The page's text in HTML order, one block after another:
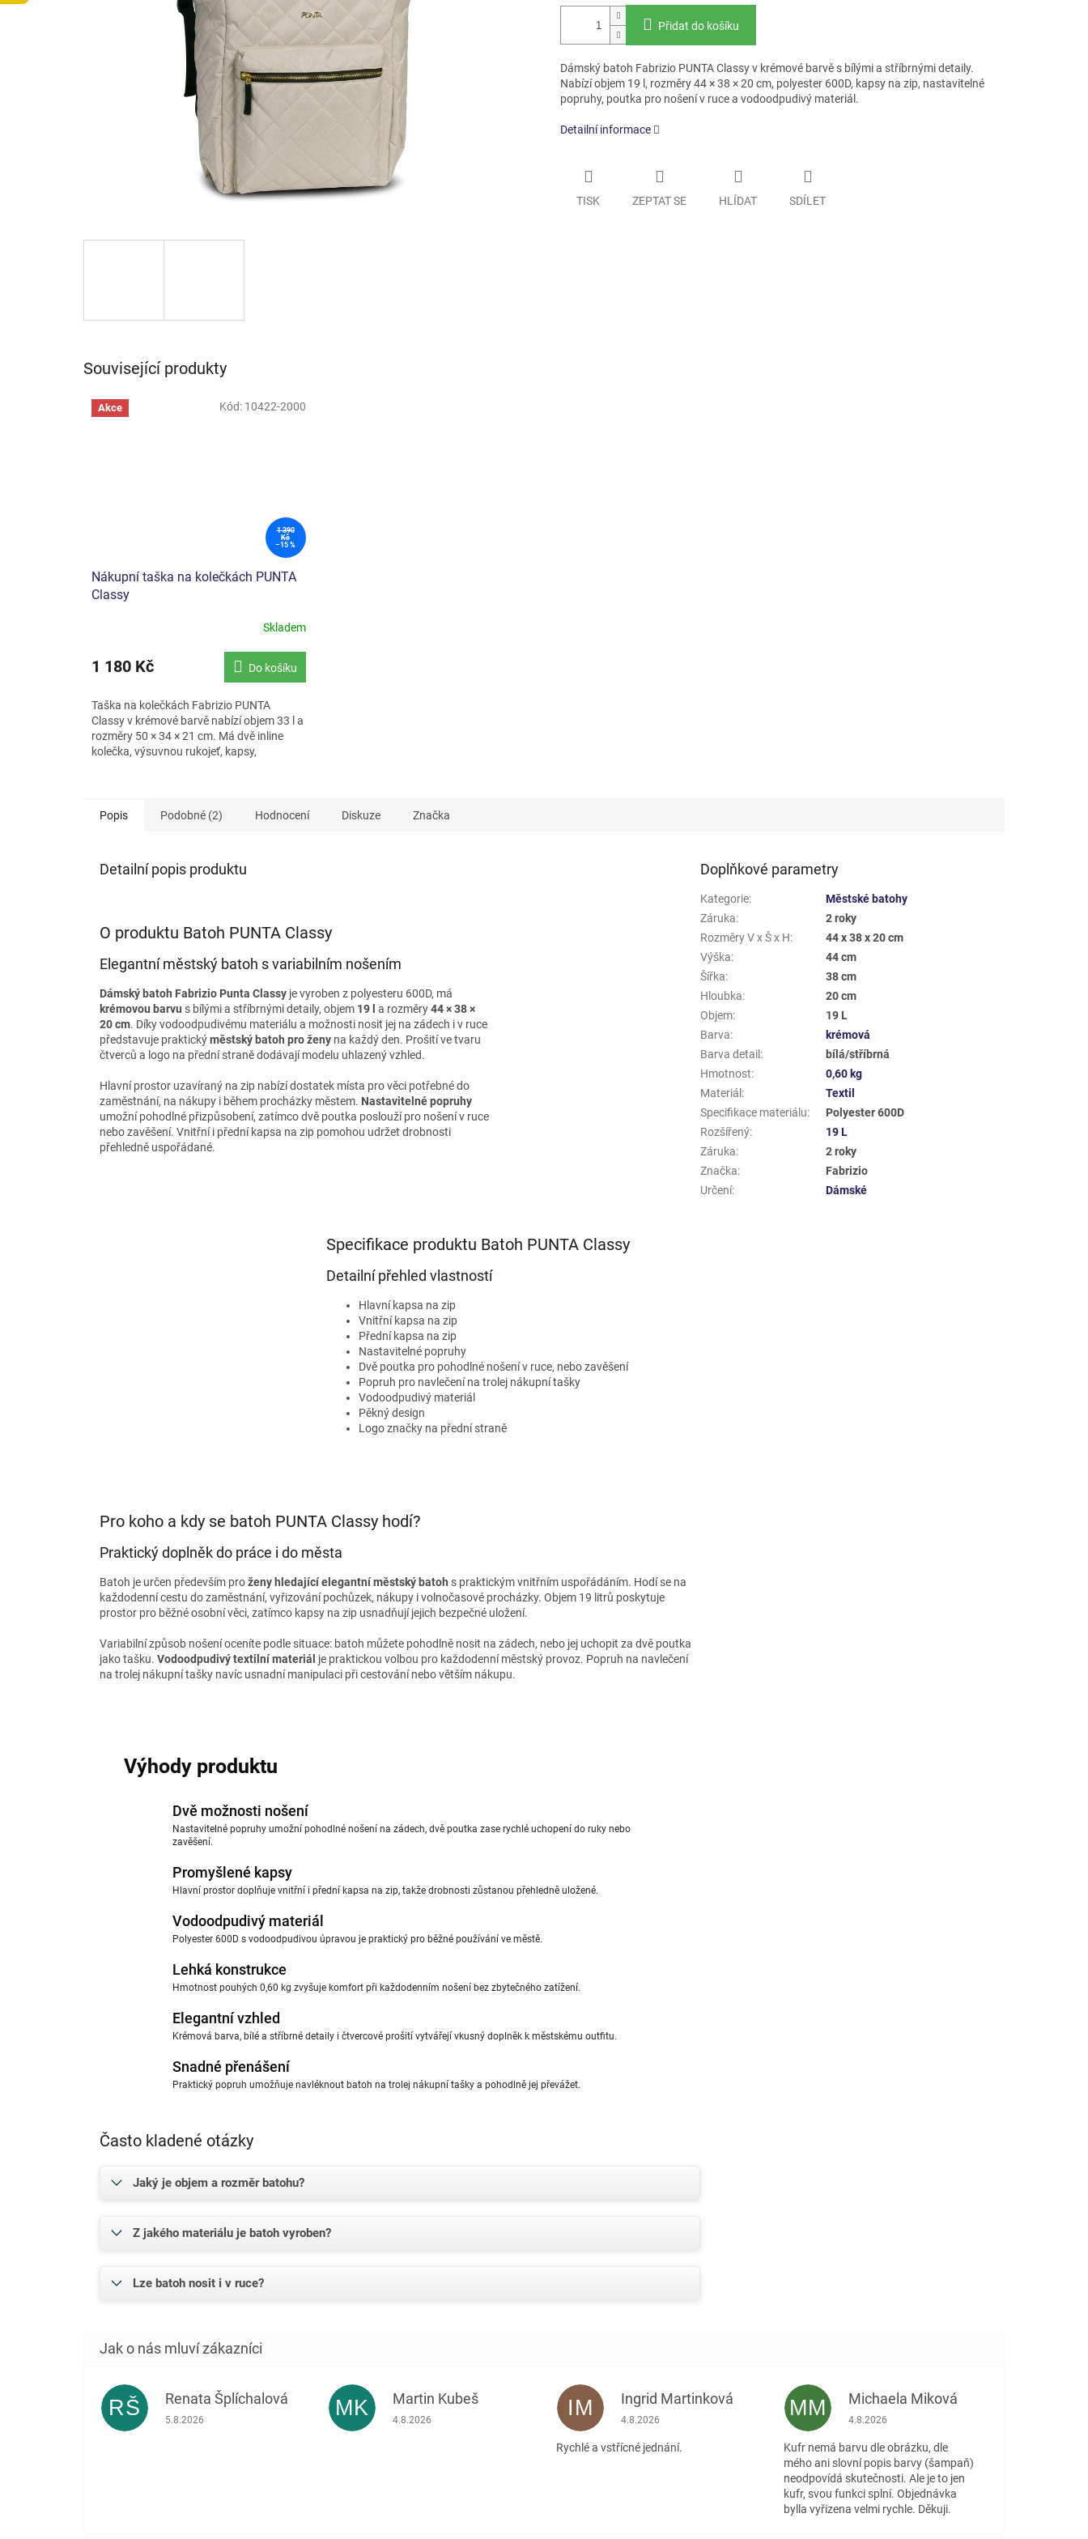
Přidat do košíku
Dámský batoh Fabrizio PUNTA Classy v krémové barvě s bílými a stříbrnými detaily.
Nabízí objem 19 l, rozměry 44 × 38 × 20 cm, polyester 600D, kapsy na zip, nastavitelné
popruhy, poutka pro nošení v ruce a vodoodpudivý materiál.
Detailní informace
TISK ZEPTAT SE HLÍDAT SDÍLET
Související produkty
Akce
1 390
Kč
–15 %
Nákupní taška na kolečkách PUNTA
Classy
produktu
je
z
5
hvězdiček.
Skladem
1 180 Kč Do košíku
Taška na kolečkách Fabrizio PUNTA
Classy v krémové barvě nabízí objem 33 l a
rozměry 50 × 34 × 21 cm. Má dvě inline
kolečka, výsuvnou rukojeť, kapsy,
Kód: 10422-2000
Popis Podobné (2) Hodnocení Diskuze Značka
Detailní popis produktu
O produktu Batoh PUNTA Classy
Elegantní městský batoh s variabilním nošením
Dámský batoh Fabrizio Punta Classy je vyroben z polyesteru 600D, má
krémovou barvu s bílými a stříbrnými detaily, objem 19 l a rozměry44 × 38 ×
20 cm. Díky vodoodpudivému materiálu a možnosti nosit jej na zádech i v ruce
představuje praktickýměstský batoh pro ženy na každý den. Prošití ve tvaru
čtverců a logo na přední straně dodávají modelu uhlazený vzhled.
Hlavní prostor uzavíraný na zip nabízí dostatek místa pro věci potřebné do
zaměstnání, na nákupy i během procházky městem. Nastavitelné popruhy
umožní pohodlné přizpůsobení, zatímco dvě poutka poslouží pro nošení v ruce
nebo zavěšení. Vnitřní i přední kapsa na zip pomohou udržet drobnosti
přehledně uspořádané.
Specifikace produktu Batoh PUNTA Classy
Detailní přehled vlastností
Hlavní kapsa na zip
Vnitřní kapsa na zip
Přední kapsa na zip
Nastavitelné popruhy
Dvě poutka pro pohodlné nošení v ruce, nebo zavěšení
Popruh pro navlečení na trolej nákupní tašky
Vodoodpudivý materiál
Pěkný design
Logo značky na přední straně
Pro koho a kdy se batoh PUNTA Classy hodí?
Praktický doplněk do práce i do města
Batoh je určen především proženy hledající elegantní městský batoh s praktickým vnitřním uspořádáním. Hodí se na
každodenní cestu do zaměstnání, vyřizování pochůzek, nákupy i volnočasové procházky. Objem 19 litrů poskytuje
prostor pro běžné osobní věci, zatímco kapsy na zip usnadňují jejich bezpečné uložení.
Variabilní způsob nošení oceníte podle situace: batoh můžete pohodlně nosit na zádech, nebo jej uchopit za dvě poutka
jako tašku. Vodoodpudivý textilní materiál je praktickou volbou pro každodenní městský provoz. Popruh na navlečení
na trolej nákupní tašky navíc usnadní manipulaci při cestování nebo větším nákupu.
Výhody produktu
Dvě možnosti nošení
Nastavitelné popruhy umožní pohodlné nošení na zádech, dvě poutka zase rychlé uchopení do ruky nebo
zavěšení.
Promyšlené kapsy
Hlavní prostor doplňuje vnitřní i přední kapsa na zip, takže drobnosti zůstanou přehledně uložené.
Vodoodpudivý materiál
Polyester 600D s vodoodpudivou úpravou je praktický pro běžné používání ve městě.
Lehká konstrukce
Hmotnost pouhých 0,60 kg zvyšuje komfort při každodenním nošení bez zbytečného zatížení.
Elegantní vzhled
Krémová barva, bílé a stříbrné detaily i čtvercové prošití vytvářejí vkusný doplněk k městskému outfitu.
Snadné přenášení
Praktický popruh umožňuje navléknout batoh na trolej nákupní tašky a pohodlně jej převážet.
Často kladené otázky
Jaký je objem a rozměr batohu?
Z jakého materiálu je batoh vyroben?
Lze batoh nosit i v ruce?
Doplňkové parametry
Kategorie:
Městské batohy
Záruka:
2 roky
Rozměry V x Š x H:
44 x 38 x 20 cm
Výška:
44 cm
Šířka:
38 cm
Hloubka:
20 cm
Objem:
19 L
Barva:
krémová
Barva detail:
bílá/stříbrná
Hmotnost:
0,60 kg
Materiál:
Textil
Specifikace materiálu:
Polyester 600D
Rozšířený:
19 L
Záruka:
2 roky
Značka:
Fabrizio
Určení: Dámské
RŠ Renata Šplíchalová
Hodnocení obchodu je 5 z 5 hvězdiček.
5.8.2026 MK Martin Kubeš
Hodnocení obchodu je 5 z 5 hvězdiček.
4.8.2026 IM Ingrid Martinková
Hodnocení obchodu je 5 z 5 hvězdiček.
4.8.2026
Rychlé a vstřícné jednání.
MM Michaela Miková
Hodnocení obchodu je 5 z 5 hvězdiček.
4.8.2026
Kufr nemá barvu dle obrázku, dle
mého ani slovní popis barvy (šampaň)
neodpovídá skutečnosti. Ale je to jen
kufr, svou funkci splní. Objednávka
bylla vyřizena velmi rychle. Děkuji.